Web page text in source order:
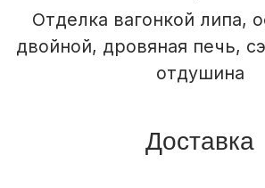
Наши работы
О компании
© Все права защищены, ИП Шум Владимир Сергеевич
ИНН 390615131966